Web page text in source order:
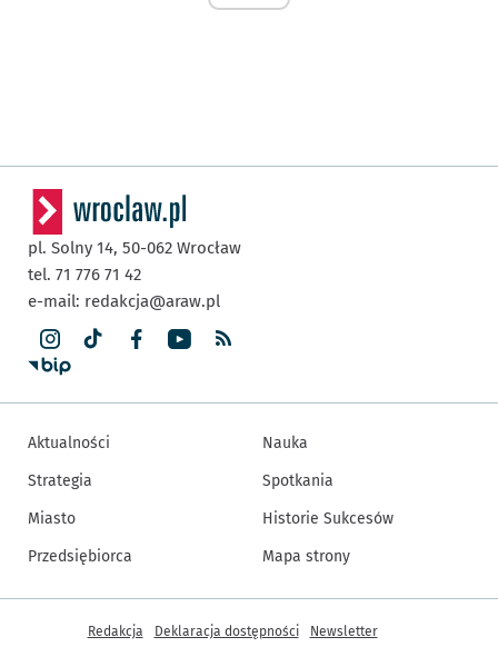
pl. Solny 14, 50-062 Wrocław
tel. 71 776 71 42
e-mail: redakcja@araw.pl
Aktualności
Strategia
Miasto
Przedsiębiorca
Nauka
Spotkania
Historie Sukcesów
Mapa strony
Inne informacje
Redakcja Deklaracja dostępności Newsletter